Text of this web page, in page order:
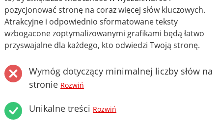
pozycjonować stronę na coraz więcej słów kluczowych.
Atrakcyjne i odpowiednio sformatowane teksty
wzbogacone zoptymalizowanymi grafikami będą łatwo
przyswajalne dla każdego, kto odwiedzi Twoją stronę.
Wymóg dotyczący minimalnej liczby słów na
stronie Rozwiń
Unikalne treści Rozwiń